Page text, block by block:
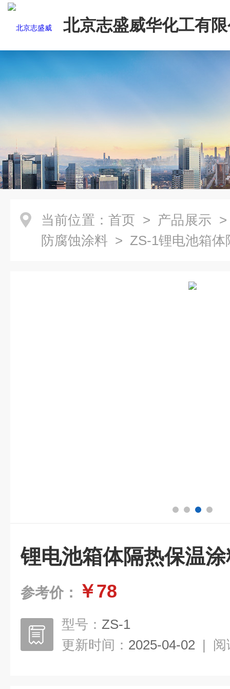
北京志盛威华化工有
当前位置： 首页 > 产品展示
防腐蚀涂料 > ZS-1锂电池箱体
锂电池箱体隔热保温
参考价： ￥78
型号： ZS-1
更新时间： 2025-04-02 | 阅